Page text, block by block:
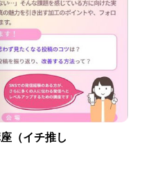
（イチ推し